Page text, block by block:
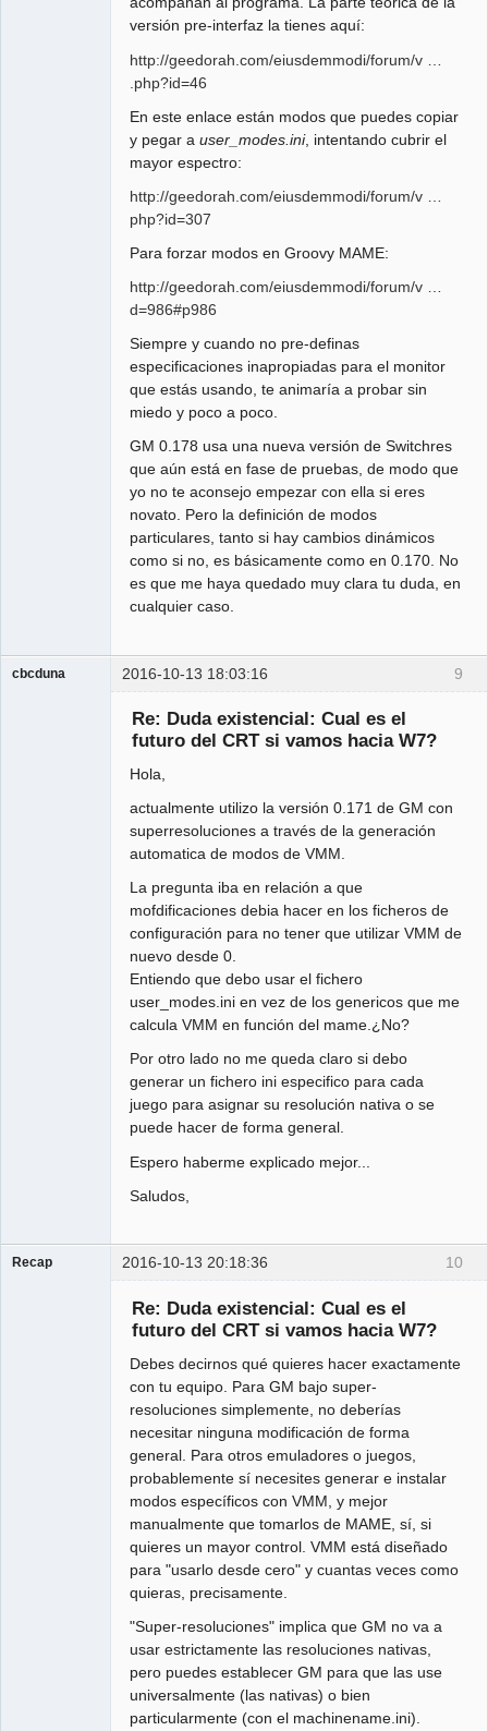
versión pre-interfaz la tienes aquí:
http://geedorah.com/eiusdemmodi/forum/v …
.php?id=46
En este enlace están modos que puedes copiar
y pegar auser_modes.ini, intentando cubrir el
mayor espectro:
http://geedorah.com/eiusdemmodi/forum/v …
php?id=307
Para forzar modos en Groovy MAME:
http://geedorah.com/eiusdemmodi/forum/v …
d=986#p986
Siempre y cuando no pre-definas
especificaciones inapropiadas para el monitor
que estás usando, te animaría a probar sin
miedo y poco a poco.
GM 0.178 usa una nueva versión de Switchres
que aún está en fase de pruebas, de modo que
yo no te aconsejo empezar con ella si eres
novato. Pero la definición de modos
particulares, tanto si hay cambios dinámicos
como si no, es básicamente como en 0.170. No
es que me haya quedado muy clara tu duda, en
cualquier caso.
9
cbcduna 2016-10-13 18:03:16
Re: Duda existencial: Cual es el
futuro del CRT si vamos hacia W7?
Hola,
actualmente utilizo la versión 0.171 de GM con
superresoluciones a través de la generación
automatica de modos de VMM.
La pregunta iba en relación a que
mofdificaciones debia hacer en los ficheros de
configuración para no tener que utilizar VMM de
nuevo desde 0.
Entiendo que debo usar el fichero
user_modes.ini en vez de los genericos que me
calcula VMM en función del mame.¿No?
Por otro lado no me queda claro si debo
generar un fichero ini especifico para cada
juego para asignar su resolución nativa o se
puede hacer de forma general.
Espero haberme explicado mejor...
Saludos,
10
Recap 2016-10-13 20:18:36
Re: Duda existencial: Cual es el
futuro del CRT si vamos hacia W7?
Debes decirnos qué quieres hacer exactamente
con tu equipo. Para GM bajo super-
resoluciones simplemente, no deberías
necesitar ninguna modificación de forma
general. Para otros emuladores o juegos,
probablemente sí necesites generar e instalar
modos específicos con VMM, y mejor
manualmente que tomarlos de MAME, sí, si
quieres un mayor control. VMM está diseñado
para "usarlo desde cero" y cuantas veces como
quieras, precisamente.
"Super-resoluciones" implica que GM no va a
usar estrictamente las resoluciones nativas,
pero puedes establecer GM para que las use
universalmente (las nativas) o bien
particularmente (con el machinename.ini).